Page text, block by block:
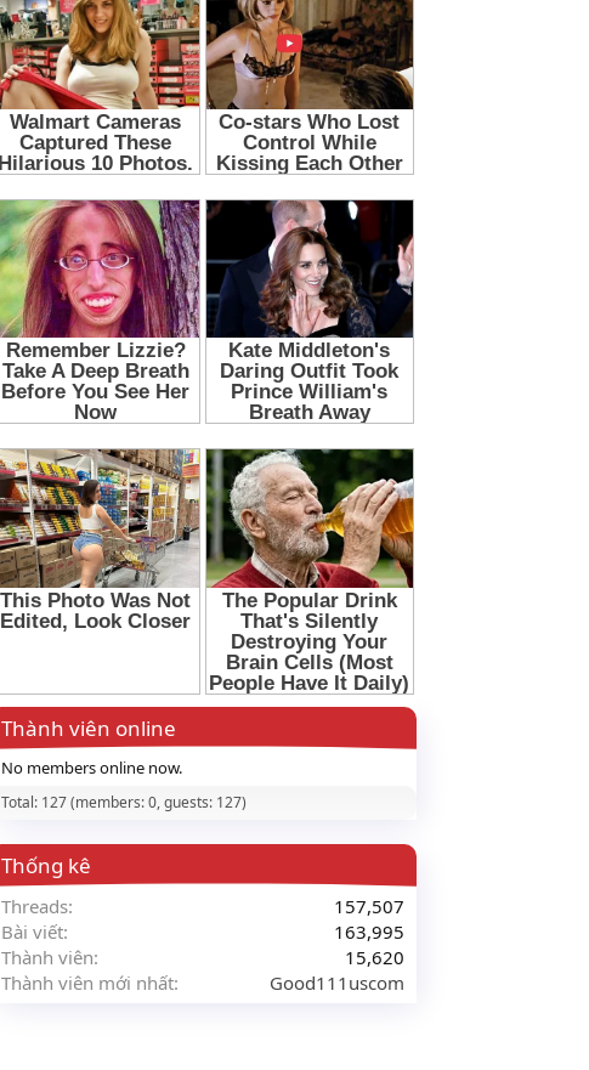
Thành viên online
No members online now.
Total: 127 (members: 0, guests: 127)
Thống kê
Threads
157,507
Bài viết
163,995
Thành viên
15,620
Thành viên mới nhất
Good111uscom